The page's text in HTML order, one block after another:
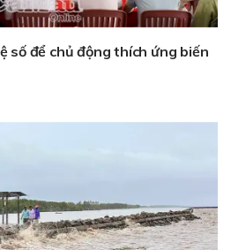
số để chủ động thích ứng biến